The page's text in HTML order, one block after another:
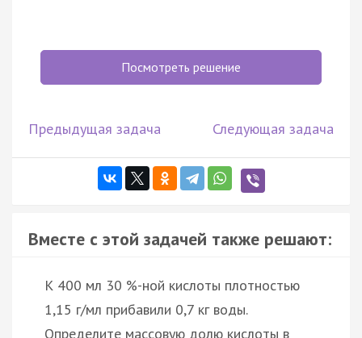
Посмотреть решение
Предыдущая задача Следующая задача
Вместе с этой задачей также решают:
К 400 мл 30 %-ной кислоты плотностью
1,15 г/мл прибавили 0,7 кг воды.
Определите массовую долю кислоты в